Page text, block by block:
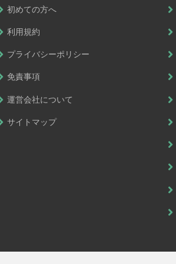
初めての方へ
利用規約
プライバシーポリシー
免責事項
運営会社について
サイトマップ